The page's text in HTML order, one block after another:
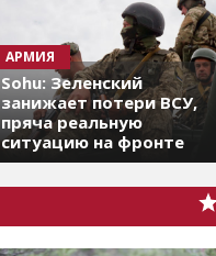
АРМИЯ
Sohu: Зеленский
занижает потери ВСУ,
пряча реальную
ситуацию на фронте